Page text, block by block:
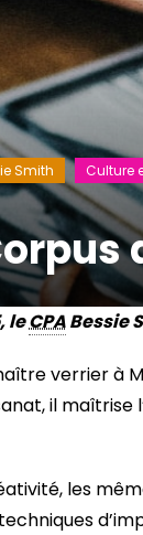
Smith Culture
leCPABessie
verrier à
il
les